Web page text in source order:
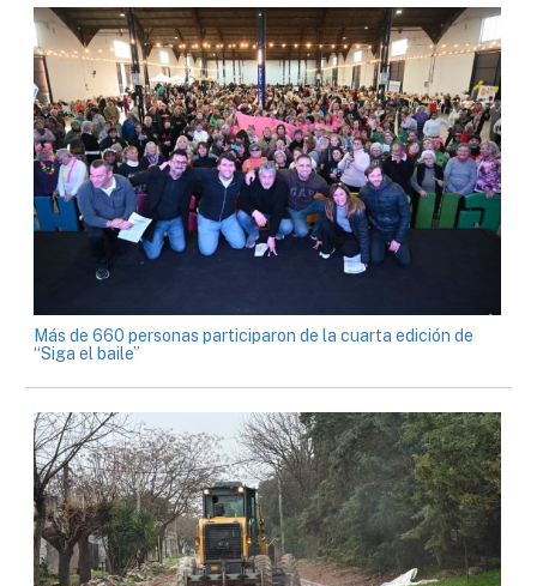
Más de 660 personas participaron de la cuarta edición de
“Siga el baile”